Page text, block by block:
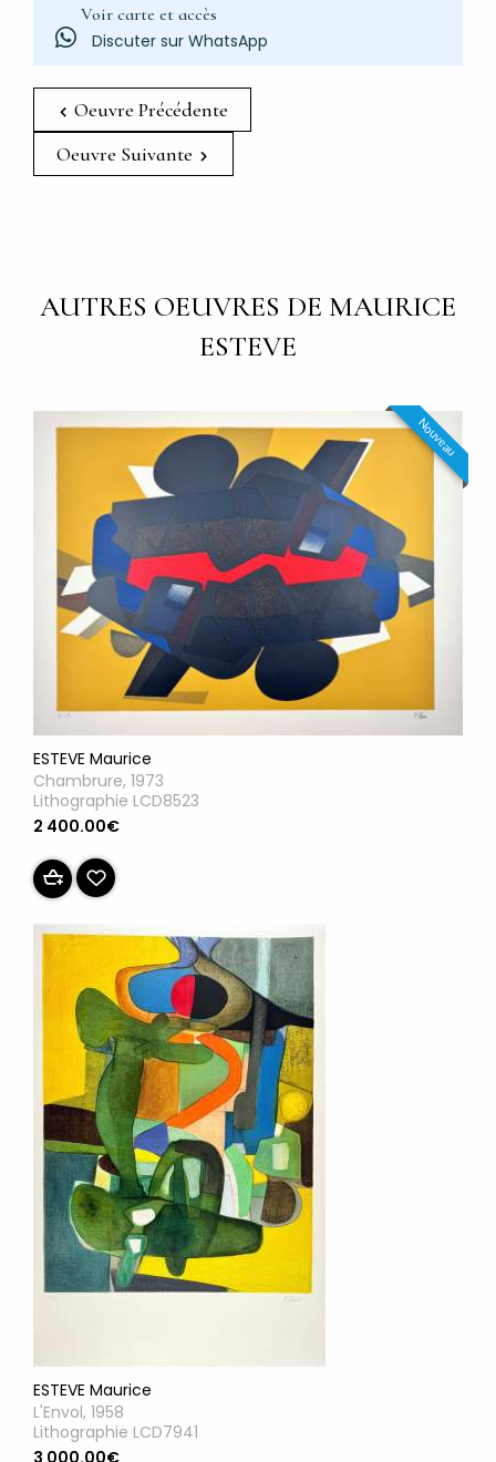
Voir carte et accès
Discuter sur WhatsApp
Oeuvre Précédente
Oeuvre Suivante
AUTRES OEUVRES DE MAURICE
ESTEVE
Nouveau
ESTEVE Maurice
Chambrure, 1973
Lithographie LCD8523
2 400.00€
ESTEVE Maurice
L'Envol, 1958
Lithographie LCD7941